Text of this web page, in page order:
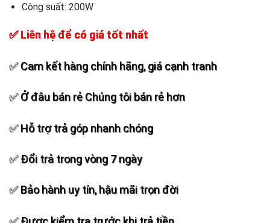
Công suất: 200W
✅ Liên hệ để có giá tốt nhất
✅ Cam kết hàng chính hãng, giá cạnh tranh
✅ Ở đâu bán rẻ Chúng tôi bán rẻ hơn
✅ Hỗ trợ trả góp nhanh chóng
✅ Đổi trả trong vòng 7 ngày
✅ Bảo hành uy tín, hậu mãi trọn đời